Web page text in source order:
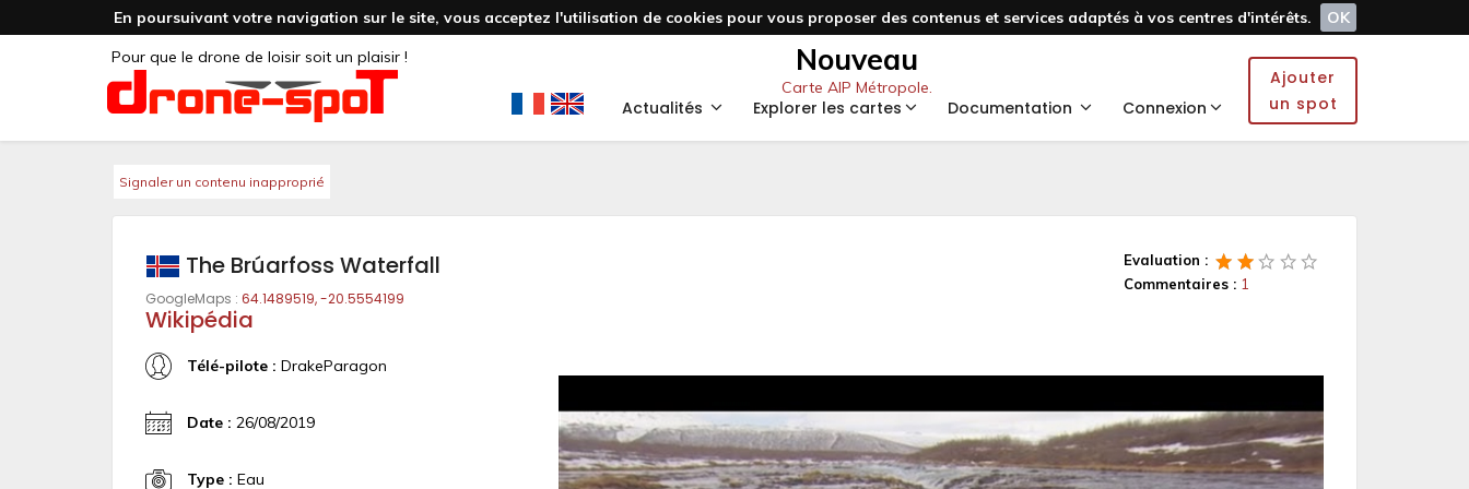
En poursuivant votre navigation sur le site, vous acceptez l'utilisation de cookies pour vous proposer des contenus et services adaptés à vos centres d'intérêts.
OK
Pour que le drone de loisir soit un plaisir !
Nouveau
Carte AIP Métropole.
Actualités Explorer les cartes Documentation Connexion
Ajouter
un spot
Signaler un contenu inapproprié
Evaluation :
Commentaires : 1
The Brúarfoss Waterfall
GoogleMaps : 64.1489519, -20.5554199
Wikipédia
Télé-pilote : DrakeParagon
Date : 26/08/2019
Type : Eau